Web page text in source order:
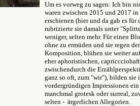
Um es vorweg zu sagen: Ich bin
waren zwischen 2015 und 2017
erschienen (hier und da gab es
rubrizierte sie damals unter
weniger, selten mehr. Für einen
ohne zu ermüden und sie regen
Komposition, blühen sie weiter
eher aphoristischen,
zwischendurch die
ganz so oft, zum "wir"), bilden sie
vordergründigen Impressionen
manchmal grotesk oder surreal,
selten - ärgerlichen Allegorien.